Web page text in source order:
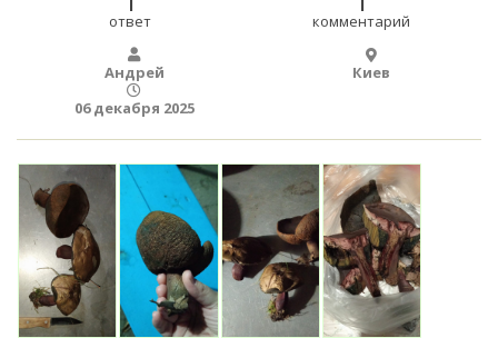
ответ комментарий
Андрей
Киев
06 декабря 2025